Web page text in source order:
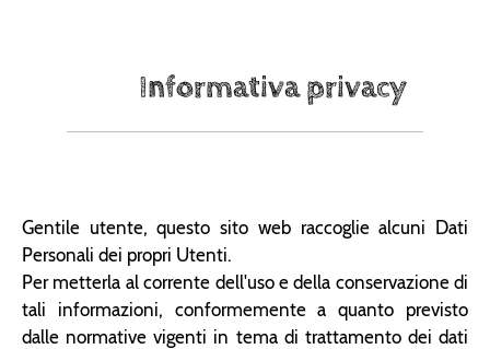
Informativa privacy
Gentile utente, questo sito web raccoglie alcuni Dati
Personali dei propri Utenti.
Per metterla al corrente dell'uso e della conservazione di
tali informazioni, conformemente a quanto previsto
dalle normative vigenti in tema di trattamento dei dati